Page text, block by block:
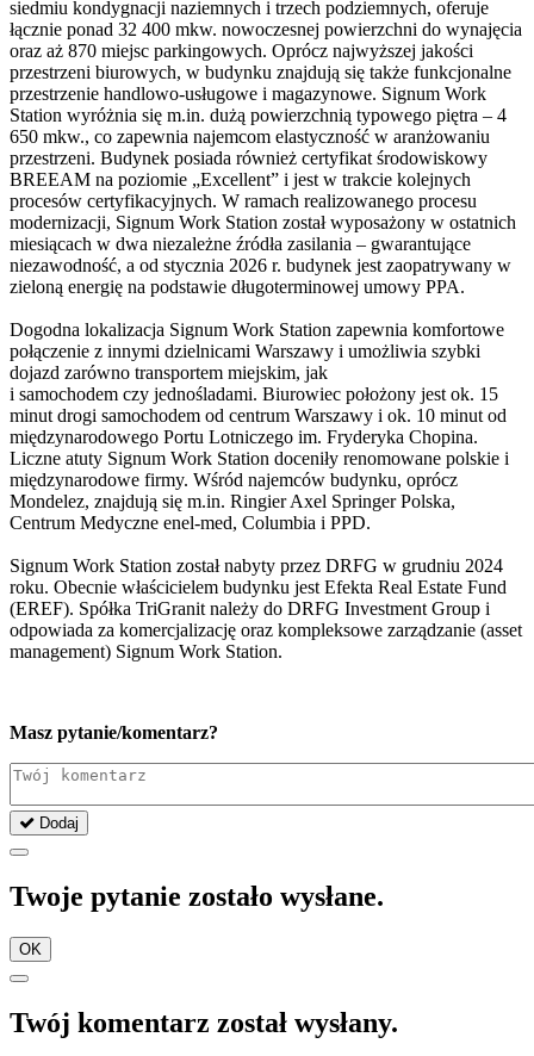
siedmiu kondygnacji naziemnych i trzech podziemnych, oferuje
łącznie ponad 32 400 mkw. nowoczesnej powierzchni do wynajęcia
oraz aż 870 miejsc parkingowych. Oprócz najwyższej jakości
przestrzeni biurowych, w budynku znajdują się także funkcjonalne
przestrzenie handlowo-usługowe i magazynowe. Signum Work
Station wyróżnia się m.in. dużą powierzchnią typowego piętra – 4
650 mkw., co zapewnia najemcom elastyczność w aranżowaniu
przestrzeni. Budynek posiada również certyfikat środowiskowy
BREEAM na poziomie „Excellent” i jest w trakcie kolejnych
procesów certyfikacyjnych. W ramach realizowanego procesu
modernizacji, Signum Work Station został wyposażony w ostatnich
miesiącach w dwa niezależne źródła zasilania – gwarantujące
niezawodność, a od stycznia 2026 r. budynek jest zaopatrywany w
zieloną energię na podstawie długoterminowej umowy PPA.
Dogodna lokalizacja Signum Work Station zapewnia komfortowe
połączenie z innymi dzielnicami Warszawy i umożliwia szybki
dojazd zarówno transportem miejskim, jak
i samochodem czy jednośladami. Biurowiec położony jest ok. 15
minut drogi samochodem od centrum Warszawy i ok. 10 minut od
międzynarodowego Portu Lotniczego im. Fryderyka Chopina.
Liczne atuty Signum Work Station doceniły renomowane polskie i
międzynarodowe firmy. Wśród najemców budynku, oprócz
Mondelez, znajdują się m.in. Ringier Axel Springer Polska,
Centrum Medyczne enel-med, Columbia i PPD.
Signum Work Station został nabyty przez DRFG w grudniu 2024
roku. Obecnie właścicielem budynku jest Efekta Real Estate Fund
(EREF). Spółka TriGranit należy do DRFG Investment Group i
odpowiada za komercjalizację oraz kompleksowe zarządzanie (asset
management) Signum Work Station.
Masz pytanie/komentarz?
Dodaj
Twoje pytanie zostało wysłane.
OK
Twój komentarz został wysłany.